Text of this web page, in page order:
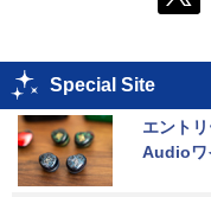
Special Site
エント
Audioワ